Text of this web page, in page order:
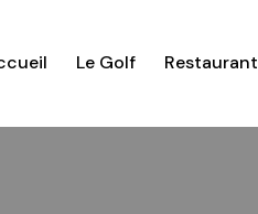
Le Golf Restaurant